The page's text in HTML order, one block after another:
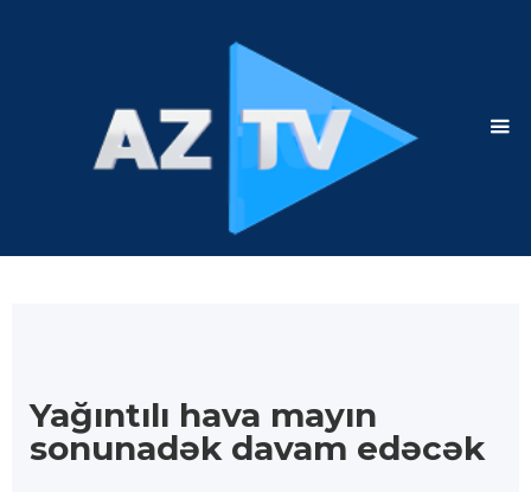
Yağıntılı hava mayın
sonunadək davam edəcək